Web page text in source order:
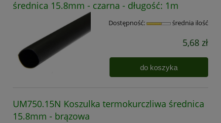
średnica 15.8mm - czarna - długość: 1m
Dostępność: średnia ilość
5,68 zł
do koszyka
UM750.15N Koszulka termokurczliwa średnica
15.8mm - brązowa